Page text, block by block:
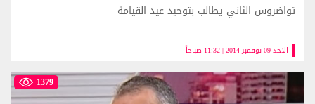
الاحد 09 نوفمبر 2014 | 11:32 صباحاً
تواضروس الثاني يطالب بتوحيد عيد القيامة
1379